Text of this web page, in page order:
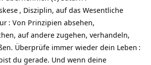
, Disziplin, auf das Wesentliche
: Von Prinzipien absehen,
auf andere zugehen, verhandeln,
Überprüfe immer wieder dein Leben :
du gerade. Und wenn deine